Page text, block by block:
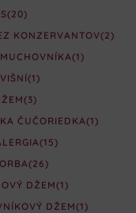
(20)
KONZERVANTOV(2)
(1)
(1)
(3)
ČUČORIEDKA(1)
(15)
(26)
DŽEM(1)
DŽEM(1)